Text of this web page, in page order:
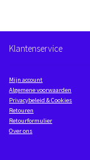
Klantenservice
Mijn account
Algemene voorwaarden
Privacybeleid & Cookies
Retouren
Retourformulier
Over ons